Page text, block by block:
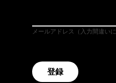
メールアドレス（入力間違い
登録